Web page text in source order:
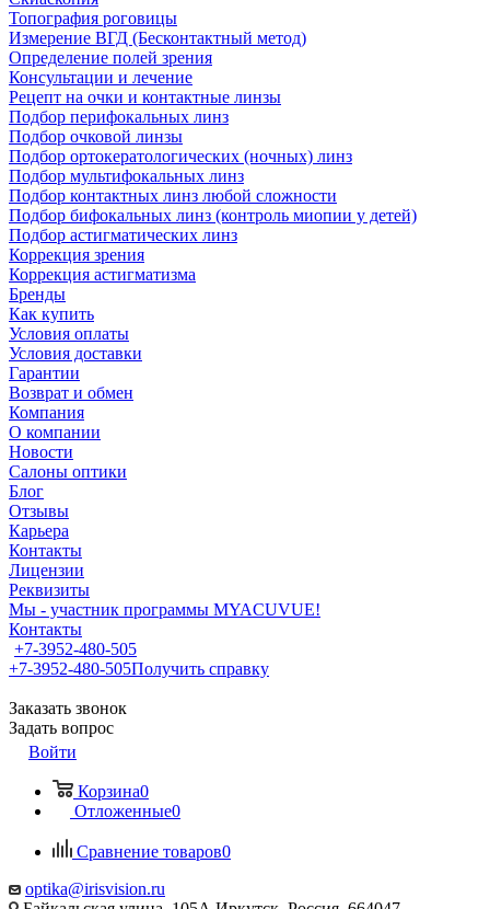
Топография роговицы
Измерение ВГД (Бесконтактный метод)
Определение полей зрения
Консультации и лечение
Рецепт на очки и контактные линзы
Подбор перифокальных линз
Подбор очковой линзы
Подбор ортокератологических (ночных) линз
Подбор мультифокальных линз
Подбор контактных линз любой сложности
Подбор бифокальных линз (контроль миопии у детей)
Подбор астигматических линз
Коррекция зрения
Коррекция астигматизма
Бренды
Как купить
Условия оплаты
Условия доставки
Гарантии
Возврат и обмен
Компания
О компании
Новости
Салоны оптики
Блог
Отзывы
Карьера
Контакты
Лицензии
Реквизиты
Мы - участник программы MYACUVUE!
Контакты
+7-3952-480-505
+7-3952-480-505Получить справку
Заказать звонок
Задать вопрос
Войти
Корзина0
Отложенные0
Сравнение товаров0
optika@irisvision.ru